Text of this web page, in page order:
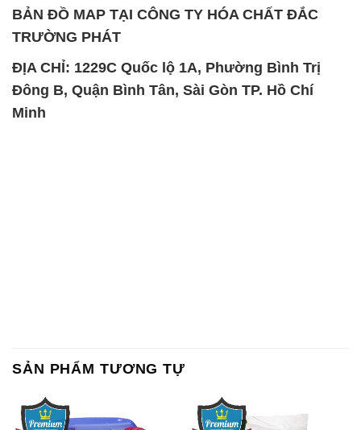
BẢN ĐỒ MAP TẠI CÔNG TY HÓA CHẤT ĐẮC
TRƯỜNG PHÁT
ĐỊA CHỈ: 1229C Quốc lộ 1A, Phường Bình Trị
Đông B, Quận Bình Tân, Sài Gòn TP. Hồ Chí
Minh
SẢN PHẨM TƯƠNG TỰ